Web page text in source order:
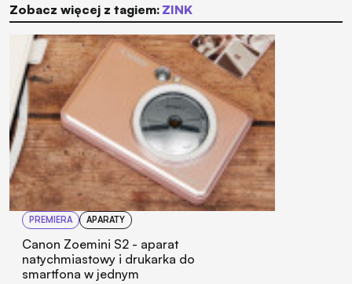
Zobacz więcej z tagiem: ZINK
PREMIERA APARATY
Canon Zoemini S2 - aparat
natychmiastowy i drukarka do
smartfona w jednym